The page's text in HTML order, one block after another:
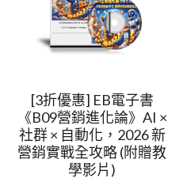
[3折優惠] EB電子書
《B09營銷進化論》AI ×
社群 × 自動化，2026 新
營銷實戰全攻略 (附贈教
學影片)